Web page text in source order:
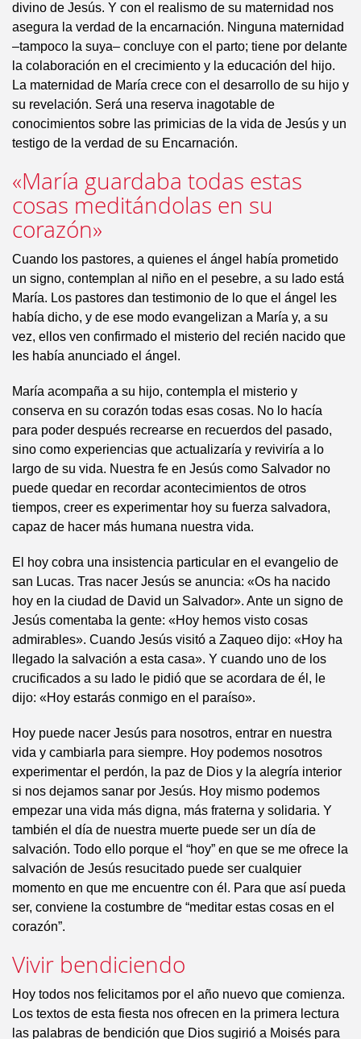
divino de Jesús. Y con el realismo de su maternidad nos
asegura la verdad de la encarnación. Ninguna maternidad
–tampoco la suya– concluye con el parto; tiene por delante
la colaboración en el crecimiento y la educación del hijo.
La maternidad de María crece con el desarrollo de su hijo y
su revelación. Será una reserva inagotable de
conocimientos sobre las primicias de la vida de Jesús y un
testigo de la verdad de su Encarnación.
«María guardaba todas estas
cosas meditándolas en su
corazón»
Cuando los pastores, a quienes el ángel había prometido
un signo, contemplan al niño en el pesebre, a su lado está
María. Los pastores dan testimonio de lo que el ángel les
había dicho, y de ese modo evangelizan a María y, a su
vez, ellos ven confirmado el misterio del recién nacido que
les había anunciado el ángel.
María acompaña a su hijo, contempla el misterio y
conserva en su corazón todas esas cosas. No lo hacía
para poder después recrearse en recuerdos del pasado,
sino como experiencias que actualizaría y reviviría a lo
largo de su vida. Nuestra fe en Jesús como Salvador no
puede quedar en recordar acontecimientos de otros
tiempos, creer es experimentar hoy su fuerza salvadora,
capaz de hacer más humana nuestra vida.
El hoy cobra una insistencia particular en el evangelio de
san Lucas. Tras nacer Jesús se anuncia: «Os ha nacido
hoy en la ciudad de David un Salvador». Ante un signo de
Jesús comentaba la gente: «Hoy hemos visto cosas
admirables». Cuando Jesús visitó a Zaqueo dijo: «Hoy ha
llegado la salvación a esta casa». Y cuando uno de los
crucificados a su lado le pidió que se acordara de él, le
dijo: «Hoy estarás conmigo en el paraíso».
Hoy puede nacer Jesús para nosotros, entrar en nuestra
vida y cambiarla para siempre. Hoy podemos nosotros
experimentar el perdón, la paz de Dios y la alegría interior
si nos dejamos sanar por Jesús. Hoy mismo podemos
empezar una vida más digna, más fraterna y solidaria. Y
también el día de nuestra muerte puede ser un día de
salvación. Todo ello porque el “hoy” en que se me ofrece la
salvación de Jesús resucitado puede ser cualquier
momento en que me encuentre con él. Para que así pueda
ser, conviene la costumbre de “meditar estas cosas en el
corazón”.
Vivir bendiciendo
Hoy todos nos felicitamos por el año nuevo que comienza.
Los textos de esta fiesta nos ofrecen en la primera lectura
las palabras de bendición que Dios sugirió a Moisés para